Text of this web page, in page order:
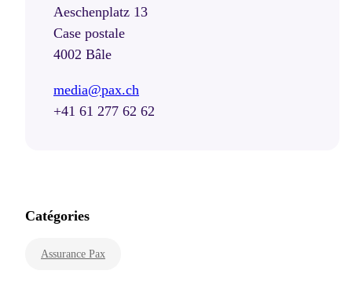
Aeschenplatz 13
Case postale
4002 Bâle
media@pax.ch
+41 61 277 62 62
Catégories
Assurance Pax